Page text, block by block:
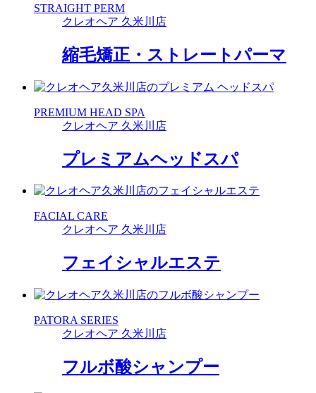
STRAIGHT PERM
クレオヘア 久米川店
縮毛矯正・ストレートパーマ
PREMIUM HEAD SPA
クレオヘア 久米川店
プレミアムヘッドスパ
FACIAL CARE
クレオヘア 久米川店
フェイシャルエステ
PATORA SERIES
クレオヘア 久米川店
フルボ酸シャンプー